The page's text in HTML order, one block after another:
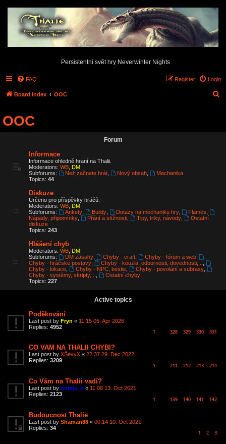
Persistentní svět hry Neverwinter Nights
FAQ Login
Register
Board index OOC
OOC
Forum
Informace
Informace ohledně hraní na Thalii.
Moderators: WB DM
Subforums:
Než začnete hrát, Nový obsah,
Mechanika
Topics: 44
Diskuze
Určeno pro příspěvky hráčů.
Moderators: WB DM
Subforums:
Ankety, Buildy, Dotazy na mechaniku hry, Flames
Nápady, připomínky
Přání a stížnosti, Tipy, triky, návody,
Ostatní
diskuze
Topics: 243
Hlášení chyb
Moderators: WB DM
Subforums:
DM zásahy, Chyby - craft, Chyby - fórum a web,
Chyby - hráčské postavy
Chyby - kouzla, odbornosti, dovednosti,...
Chyby - lokace
Chyby - NPC, bestie, Chyby - povolání a subrasy,
Chyby - systémy, skripty,...
Ostatní chyby
Topics: 227
Active topics
Poděkování
Last post by Fryn « 11:15 05. Apr 2026
Replies: 4952
1 328 329 330 331
CO VAM NA THALII CHYBI?
Last post by XŠevyX « 22:37 29. Dec 2022
Replies: 3209
1 211 212 213 214
Co Vám na Thalii vadí?
Last post by nomis_b « 11:08 13. Oct 2021
Replies: 2123
1 139 140 141 142
Budoucnost Thalie
Last post by Shaman88 « 00:14 10. Oct 2021
Replies: 34
1 2 3